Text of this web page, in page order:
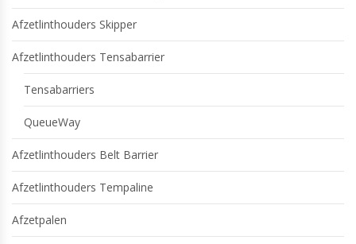
Afzetlinthouders Skipper
Afzetlinthouders Tensabarrier
Tensabarriers
QueueWay
Afzetlinthouders Belt Barrier
Afzetlinthouders Tempaline
Afzetpalen